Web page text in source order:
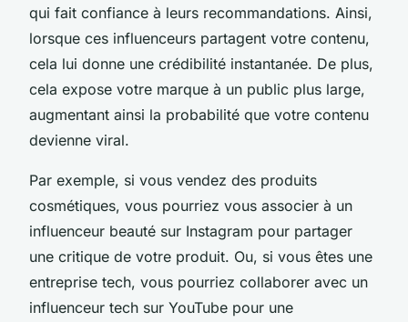
qui fait confiance à leurs recommandations. Ainsi,
lorsque ces influenceurs partagent votre contenu,
cela lui donne une crédibilité instantanée. De plus,
cela expose votre marque à un public plus large,
augmentant ainsi la probabilité que votre contenu
devienne viral.
Par exemple, si vous vendez des produits
cosmétiques, vous pourriez vous associer à un
influenceur beauté sur Instagram pour partager
une critique de votre produit. Ou, si vous êtes une
entreprise tech, vous pourriez collaborer avec un
influenceur tech sur YouTube pour une